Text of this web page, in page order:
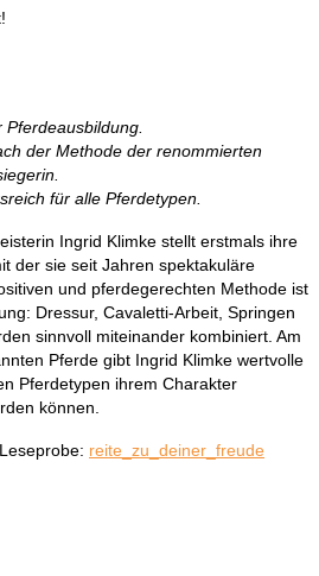
der Methode der renommierten
für alle Pferdetypen.
Ingrid Klimke stellt erstmals ihre
der sie seit Jahren spektakuläre
und pferdegerechten Methode ist
Dressur, Cavaletti-Arbeit, Springen
sinnvoll miteinander kombiniert. Am
Pferde gibt Ingrid Klimke wertvolle
Pferdetypen ihrem Charakter
können.
reite_zu_deiner_freude